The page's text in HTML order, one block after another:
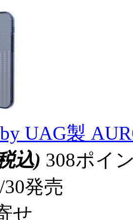
UAG製
込) 308ポイ
30発売
せ